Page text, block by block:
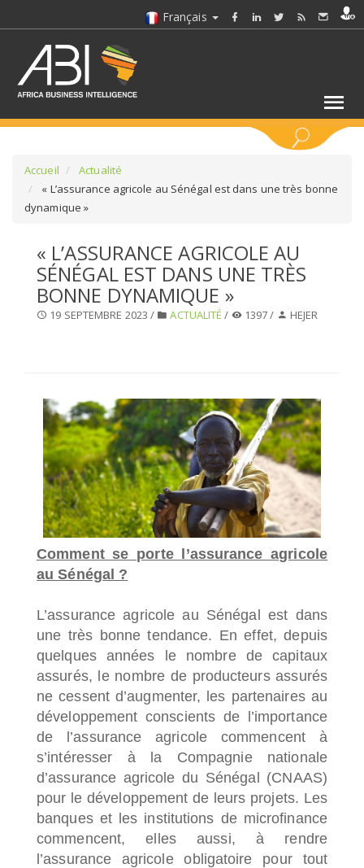
Français
SÉLECTIONNEZ UN DOSSIER
SELECTIONNEZ UNE SECTION
Accueil
Actualité
« L’assurance agricole au Sénégal est dans une très bonne
dynamique »
« L’ASSURANCE AGRICOLE AU
SÉNÉGAL EST DANS UNE TRÈS
BONNE DYNAMIQUE »
19 SEPTEMBRE 2023 / ACTUALITÉ / 1397 / HEJER
Comment se porte l’assurance agricole
au Sénégal ?
L’assurance agricole au Sénégal est dans
une très bonne tendance. En effet, depuis
quelques années le nombre de capitaux
assurés, le nombre de producteurs assurés
ne cessent d’augmenter, les partenaires au
développement conscients de l’importance
de l’assurance agricole commencent à
s’intéresser à la Compagnie nationale
d’assurance agricole du Sénégal (CNAAS)
pour le développement de leurs projets. Les
banques et les institutions de microfinance
commencent, elles aussi, à rendre
l’assurance agricole obligatoire pour tout